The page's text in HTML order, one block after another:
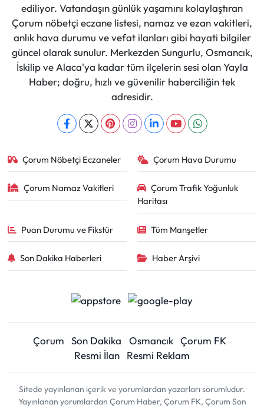
ediliyor. Vatandaşın günlük yaşamını kolaylaştıran
Çorum nöbetçi eczane listesi, namaz ve ezan vakitleri,
anlık hava durumu ve vefat ilanları gibi hayati bilgiler
güncel olarak sunulur. Merkezden Sungurlu, Osmancık,
İskilip ve Alaca'ya kadar tüm ilçelerin sesi olan Yayla
Haber; doğru, hızlı ve güvenilir haberciliğin tek
adresidir.
Çorum Nöbetçi Eczaneler Çorum Hava Durumu
Çorum Namaz Vakitleri
Çorum Trafik Yoğunluk
Haritası
Puan Durumu ve Fikstür Tüm Manşetler
Son Dakika Haberleri Haber Arşivi
Çorum Son Dakika Osmancık Çorum FK
Resmi İlan
Resmi Reklam
Sitede yayınlanan içerik ve yorumlardan yazarları sorumludur.
Yayınlanan yorumlardan Çorum Haber, Çorum FK, Çorum Son